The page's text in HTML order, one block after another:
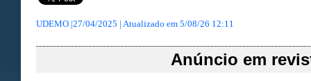
UDEMO |27/04/2025 | Atualizado em 5/08/26 12:11
Anúncio em